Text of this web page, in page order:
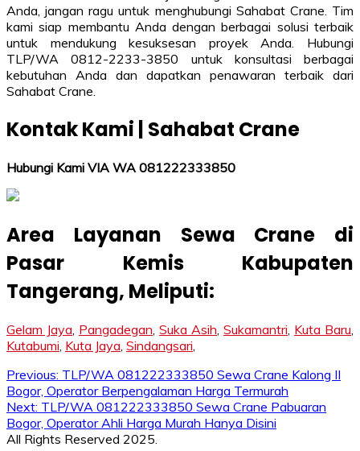
Anda, jangan ragu untuk menghubungi Sahabat Crane. Tim
kami siap membantu Anda dengan berbagai solusi terbaik
untuk mendukung kesuksesan proyek Anda. Hubungi
TLP/WA 0812-2233-3850 untuk konsultasi berbagai
kebutuhan Anda dan dapatkan penawaran terbaik dari
Sahabat Crane.
Kontak Kami | Sahabat Crane
Hubungi Kami VIA WA 081222333850
Area Layanan Sewa Crane di
Pasar Kemis Kabupaten
Tangerang, Meliputi:
Gelam Jaya Pangadegan Suka Asih Sukamantri Kuta Baru
Kutabumi Kuta Jaya Sindangsari
Post
navigation
Previous: TLP/WA 081222333850 Sewa Crane Kalong II
Bogor, Operator Berpengalaman Harga Termurah
Next: TLP/WA 081222333850 Sewa Crane Pabuaran
Bogor, Operator Ahli Harga Murah Hanya Disini
All Rights Reserved 2025.